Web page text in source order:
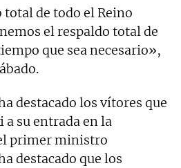
de todo el Reino
el respaldo total de
que sea necesario»,
destacado los vítores que
su entrada en la
primer ministro
destacado que los